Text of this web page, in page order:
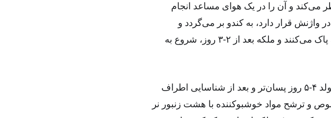
و آن را در یک هوای مساعد انجام
واژنش قرار دارد، به کندو بر می‌گردد و
زنبورهای کارگر آله‌ی تناسلی نر را از واژن ملکه پاک می‌کنند و ملکه بعد از ۲-۳ روز، شروع به
۴- نظریه سوم این است، که زنبور ملکه بعد از تولد ۴-۵ روز پسان‌تر و بعد از شناسایی اطراف
و ترشح مواد خوشبوکننده با هشت زنبور نر